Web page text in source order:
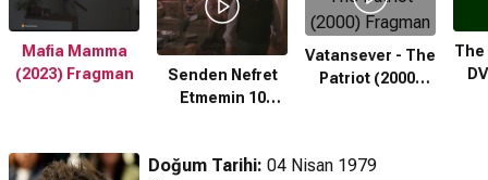
Mafia Mamma
(2023) Fragman
Senden Nefret
Etmemin 10
Vatansever - The
Patriot (2000)
The
Doğum Tarihi: 04 Nisan 1979